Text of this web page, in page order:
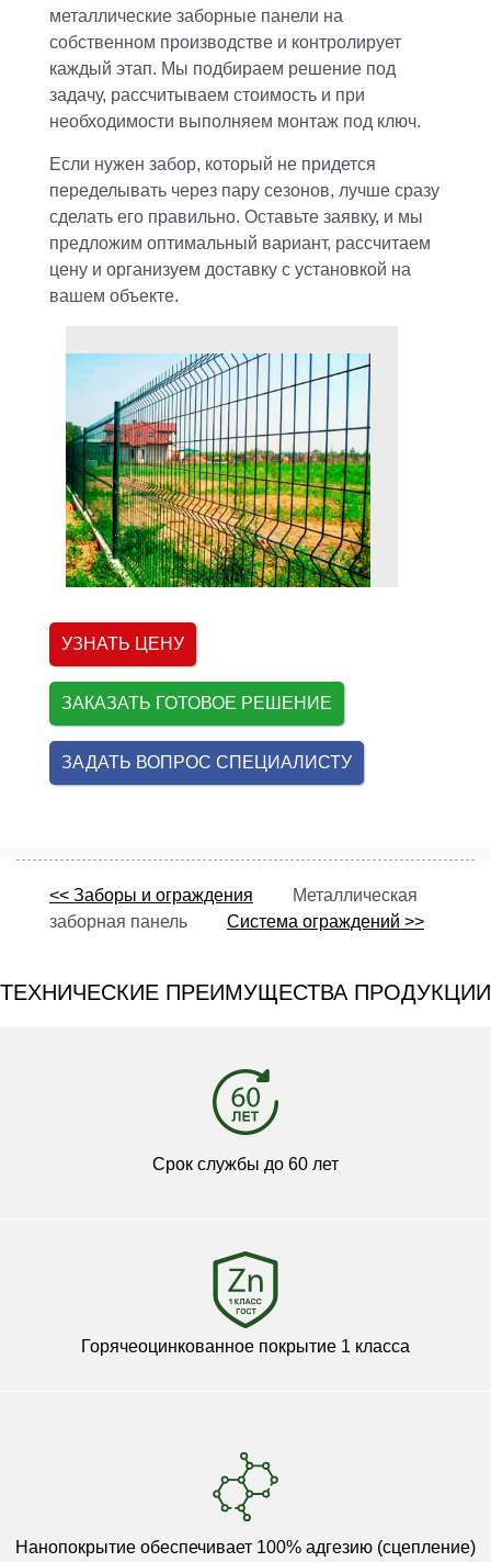
металлические заборные панели на
собственном производстве и контролирует
каждый этап. Мы подбираем решение под
задачу, рассчитываем стоимость и при
необходимости выполняем монтаж под ключ.
Если нужен забор, который не придется
переделывать через пару сезонов, лучше сразу
сделать его правильно. Оставьте заявку, и мы
предложим оптимальный вариант, рассчитаем
цену и организуем доставку с установкой на
вашем объекте.
УЗНАТЬ ЦЕНУ
ЗАКАЗАТЬ ГОТОВОЕ РЕШЕНИЕ
ЗАДАТЬ ВОПРОС СПЕЦИАЛИСТУ
<< Заборы и ограждения Металлическая
заборная панель Система ограждений >>
ТЕХНИЧЕСКИЕ ПРЕИМУЩЕСТВА ПРОДУКЦИИ
Срок службы до 60 лет
Горячеоцинкованное покрытие 1 класса
Нанопокрытие обеспечивает 100% адгезию (сцепление)